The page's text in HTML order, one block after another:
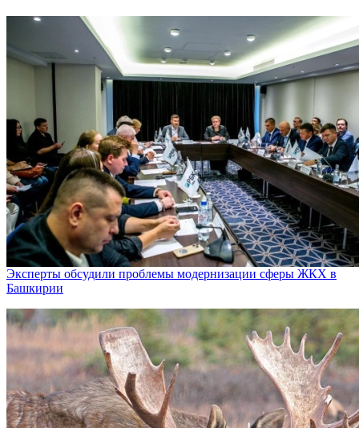
Эксперты обсудили проблемы модернизации сферы ЖКХ в
Башкирии